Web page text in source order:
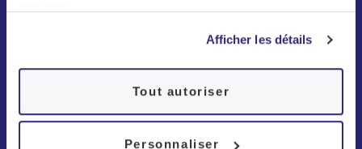
Afficher les détails
Tout autoriser
Personnaliser
Patients
Troubles